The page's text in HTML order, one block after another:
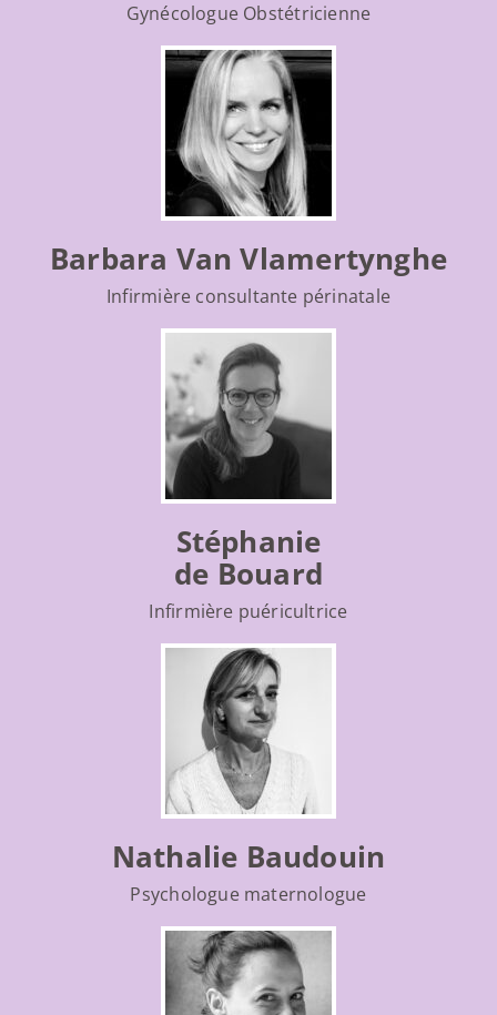
Gynécologue Obstétricienne
Barbara Van Vlamertynghe
Infirmière consultante périnatale
Stéphanie
de Bouard
Infirmière puéricultrice
Nathalie Baudouin
Psychologue maternologue